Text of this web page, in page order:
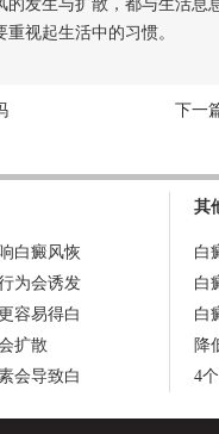
的发生与扩散，都与生活息
视起生活中的习惯。
下一
白癜风恢
为会诱发
容易得白
扩散
会导致白
其
白
白
白
降
4